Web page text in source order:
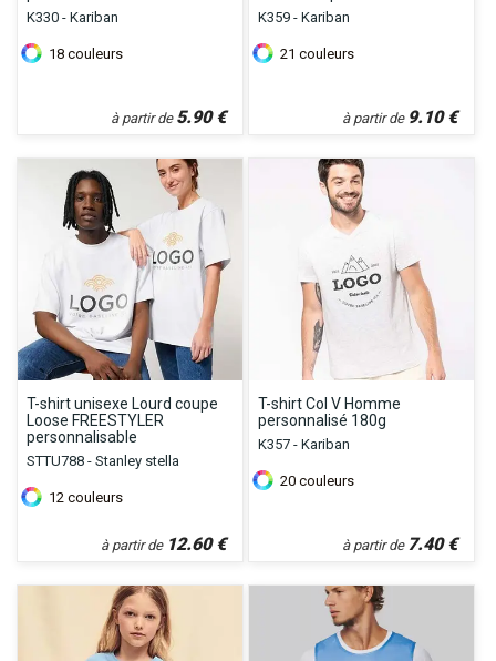
K330 - Kariban
18 couleurs
à partir de 5.90€
K359 - Kariban
21 couleurs
à partir de 9.10€
T-shirt unisexe Lourd coupe
Loose FREESTYLER
personnalisable
STTU788 - Stanley stella
12 couleurs
à partir de 12.60€
T-shirt Col V Homme
personnalisé 180g
K357 - Kariban
20 couleurs
à partir de 7.40€